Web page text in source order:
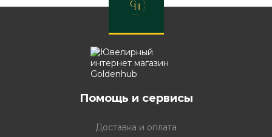
Помощь и сервисы
Доставка и оплата